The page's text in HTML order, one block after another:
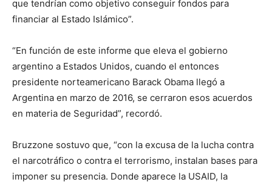
que tendrían como objetivo conseguir fondos para
financiar al Estado Islámico”.
“En función de este informe que eleva el gobierno
argentino a Estados Unidos, cuando el entonces
presidente norteamericano Barack Obama llegó a
Argentina en marzo de 2016, se cerraron esos acuerdos
en materia de Seguridad”, recordó.
Bruzzone sostuvo que, “con la excusa de la lucha contra
el narcotráfico o contra el terrorismo, instalan bases para
imponer su presencia. Donde aparece la USAID, la